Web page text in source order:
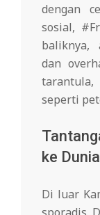
dengan
sosial,
baliknya,
dan
tarantula,
seperti
ke Dunia
Di luar